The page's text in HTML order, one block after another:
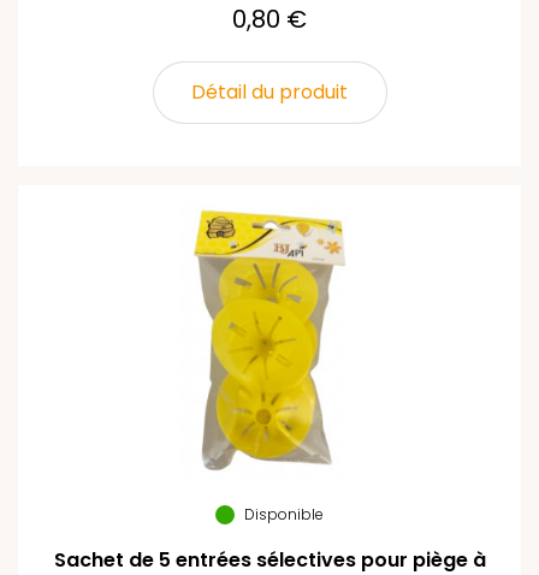
0,80 €
Détail du produit
Disponible
Sachet de 5 entrées sélectives pour piège à